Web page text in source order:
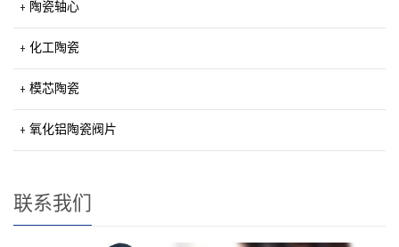
陶瓷轴心
化工陶瓷
模芯陶瓷
氧化铝陶瓷阀片
联系我们